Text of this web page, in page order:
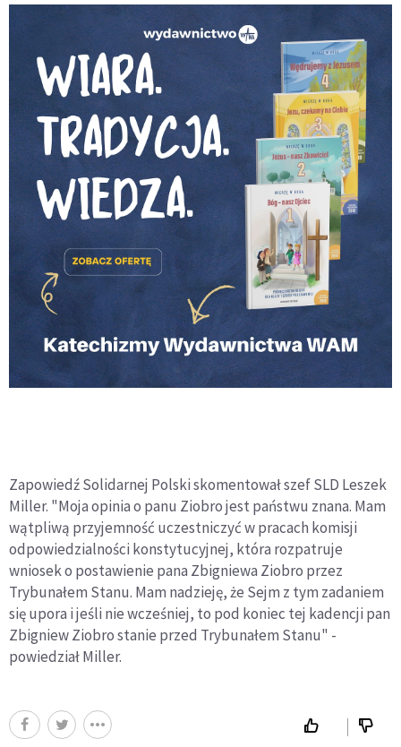
Zapowiedź Solidarnej Polski skomentował szef SLD Leszek
Miller. "Moja opinia o panu Ziobro jest państwu znana. Mam
wątpliwą przyjemność uczestniczyć w pracach komisji
odpowiedzialności konstytucyjnej, która rozpatruje
wniosek o postawienie pana Zbigniewa Ziobro przez
Trybunałem Stanu. Mam nadzieję, że Sejm z tym zadaniem
się upora i jeśli nie wcześniej, to pod koniec tej kadencji pan
Zbigniew Ziobro stanie przed Trybunałem Stanu" -
powiedział Miller.